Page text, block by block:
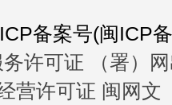
备案号(闽ICP
务许可证 （署）
营许可证 闽网文